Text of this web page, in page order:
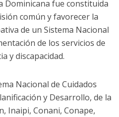
Dominicana fue constituida
común y favorecer la
de un Sistema Nacional
de los servicios de
y discapacidad.
Nacional de Cuidados
y Desarrollo, de la
Inaipi, Conani, Conape,